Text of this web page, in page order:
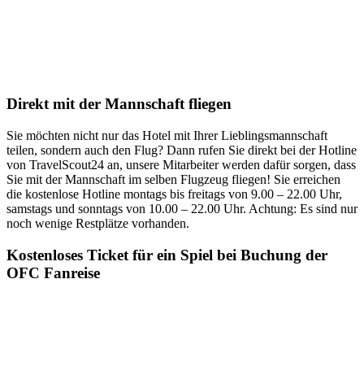
Direkt mit der Mannschaft fliegen
Sie möchten nicht nur das Hotel mit Ihrer Lieblingsmannschaft
teilen, sondern auch den Flug? Dann rufen Sie direkt bei der Hotline
von TravelScout24 an, unsere Mitarbeiter werden dafür sorgen, dass
Sie mit der Mannschaft im selben Flugzeug fliegen! Sie erreichen
die kostenlose Hotline montags bis freitags von 9.00 – 22.00 Uhr,
samstags und sonntags von 10.00 – 22.00 Uhr. Achtung: Es sind nur
noch wenige Restplätze vorhanden.
Kostenloses Ticket für ein Spiel bei Buchung der
OFC Fanreise